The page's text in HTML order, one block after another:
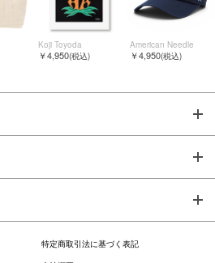
Koji Toyoda
￥4,950(税込)
American Needle
￥4,950(税込)
特定商取引法に基づく表記